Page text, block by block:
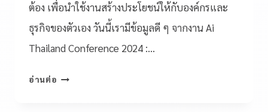
ต้อง เพื่อนำใช้งานสร้างประโยชน์ให้กับองค์กรและ
ธุรกิจของตัวเอง วันนี้เรามีข้อมูลดี ๆ จากงาน Ai
Thailand Conference 2024 :…
อ่านต่อ